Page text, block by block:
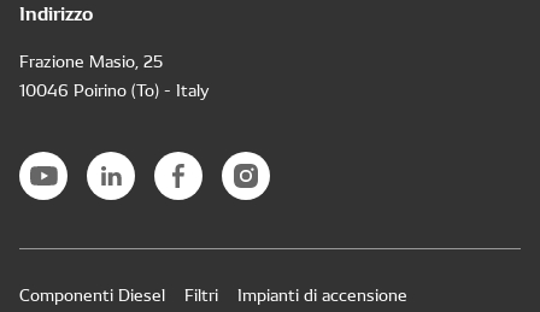
Indirizzo
Frazione Masio, 25
10046 Poirino (To) - Italy
Componenti Diesel Filtri Impianti di accensione